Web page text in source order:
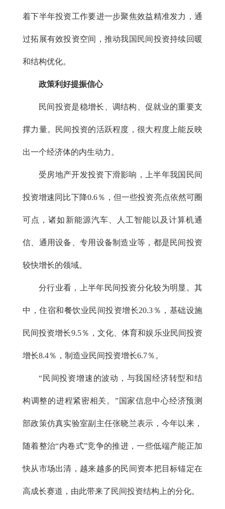
着下半年投资工作要进一步聚焦效益精准发力，通
过拓展有效投资空间，推动我国民间投资持续回暖
和结构优化。
政策利好提振信心
民间投资是稳增长、调结构、促就业的重要支
撑力量。民间投资的活跃程度，很大程度上能反映
出一个经济体的内生动力。
受房地产开发投资下滑影响，上半年我国民间
投资增速同比下降0.6％，但一些投资亮点依然可圈
可点，诸如新能源汽车、人工智能以及计算机通
信、通用设备、专用设备制造业等，都是民间投资
较快增长的领域。
分行业看，上半年民间投资分化较为明显。其
中，住宿和餐饮业民间投资增长20.3％，基础设施
民间投资增长9.5％，文化、体育和娱乐业民间投资
增长8.4％，制造业民间投资增长6.7％。
“民间投资增速的波动，与我国经济转型和结
构调整的进程紧密相关。”国家信息中心经济预测
部政策仿真实验室副主任张晓兰表示，今年以来，
随着整治“内卷式”竞争的推进，一些低端产能正加
快从市场出清，越来越多的民间资本把目标锚定在
高成长赛道，由此带来了民间投资结构上的分化。